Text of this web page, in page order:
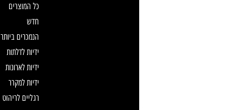
כל המוצרים
חדש
הנמכרים ביותר
ידיות לדלתות
ידיות לארונות
ידיות למקרר
רגליים לריהוט